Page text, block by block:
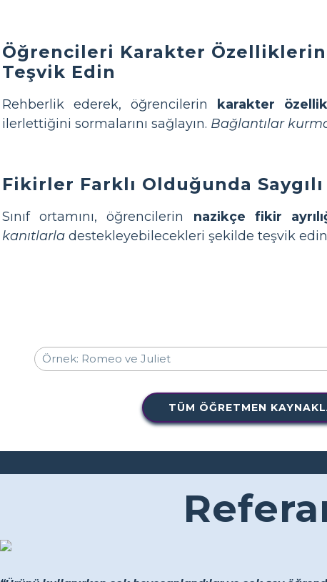
Öğrencileri Karakter
Teşvik Edin
Rehberlik ederek, öğrencilerin karakter
ilerlettiğini sormalarını sağlayın. Bağlantılar
Fikirler Farklı Olduğunda
Sınıf ortamını, öğrencilerin nazikçe fikir
kanıtlarla destekleyebilecekleri şekilde teşvik
TÜM ÖĞRETMEN